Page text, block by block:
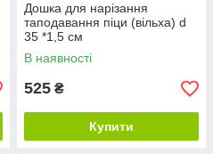
Дошка для нарізання
таподавання піци (вільха) d
35 *1,5 см
В наявності
525 ₴
Купити